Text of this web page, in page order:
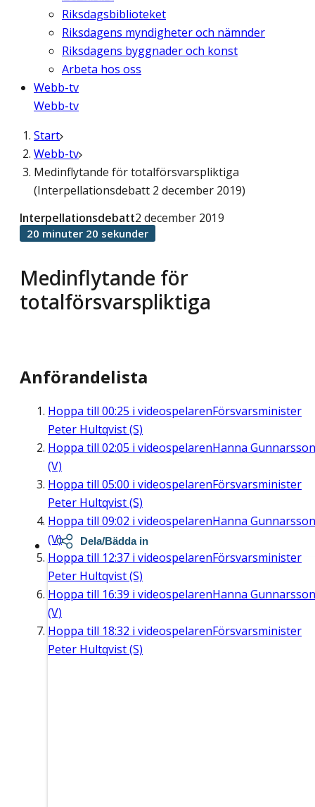
Riksdagsbiblioteket
Riksdagens myndigheter och nämnder
Riksdagens byggnader och konst
Arbeta hos oss
Webb-tv
Webb-tv
Start
Webb-tv
Medinflytande för totalförsvarspliktiga
(Interpellationsdebatt 2 december 2019)
Medinflytande för
totalförsvarspliktiga
Interpellationsdebatt2 december 2019
20 minuter 20 sekunder
Anförandelista
Hoppa till 00:25 i videospelarenFörsvarsminister
Peter Hultqvist (S)
Hoppa till 02:05 i videospelarenHanna Gunnarsson
(V)
Hoppa till 05:00 i videospelarenFörsvarsminister
Peter Hultqvist (S)
Hoppa till 09:02 i videospelarenHanna Gunnarsson
(V)
Hoppa till 12:37 i videospelarenFörsvarsminister
Peter Hultqvist (S)
Hoppa till 16:39 i videospelarenHanna Gunnarsson
(V)
Hoppa till 18:32 i videospelarenFörsvarsminister
Peter Hultqvist (S)
Dela/Bädda in